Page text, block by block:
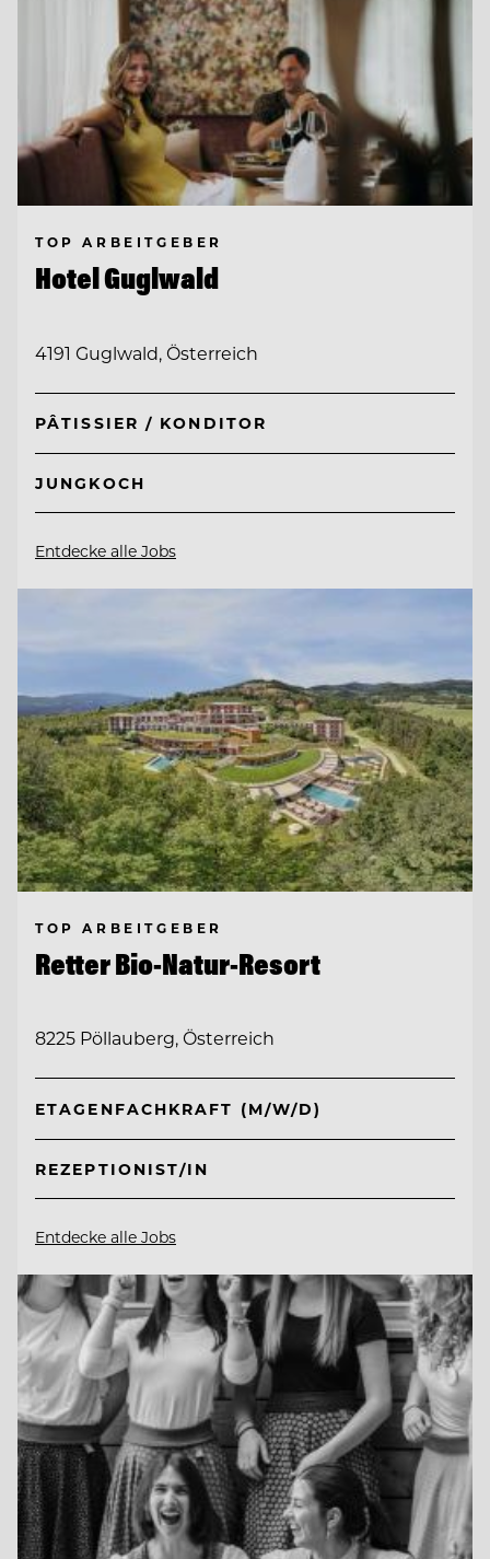
TOP ARBEITGEBER
Hotel Guglwald
4191 Guglwald, Österreich
PÂTISSIER / KONDITOR
JUNGKOCH
Entdecke alle Jobs
TOP ARBEITGEBER
Retter Bio-Natur-Resort
8225 Pöllauberg, Österreich
ETAGENFACHKRAFT (M/W/D)
REZEPTIONIST/IN
Entdecke alle Jobs